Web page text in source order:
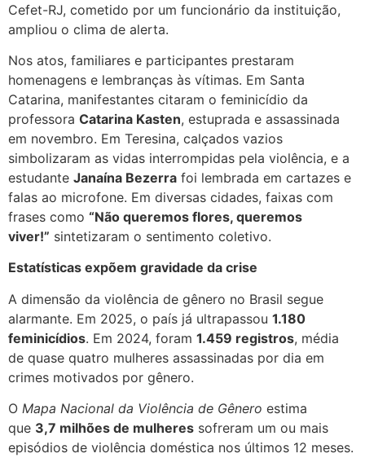
Cefet-RJ, cometido por um funcionário da instituição,
ampliou o clima de alerta.
Nos atos, familiares e participantes prestaram
homenagens e lembranças às vítimas. Em Santa
Catarina, manifestantes citaram o feminicídio da
professora Catarina Kasten, estuprada e assassinada
em novembro. Em Teresina, calçados vazios
simbolizaram as vidas interrompidas pela violência, e a
estudante Janaína Bezerra foi lembrada em cartazes e
falas ao microfone. Em diversas cidades, faixas com
frases como “Não queremos flores, queremos
viver!” sintetizaram o sentimento coletivo.
Estatísticas expõem gravidade da crise
A dimensão da violência de gênero no Brasil segue
alarmante. Em 2025, o país já ultrapassou 1.180
feminicídios. Em 2024, foram 1.459 registros, média
de quase quatro mulheres assassinadas por dia em
crimes motivados por gênero.
O Mapa Nacional da Violência de Gênero estima
que 3,7 milhões de mulheres sofreram um ou mais
episódios de violência doméstica nos últimos 12 meses.